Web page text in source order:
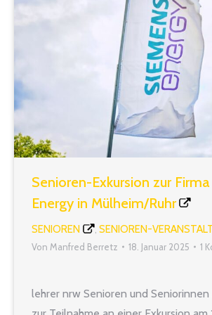
Senioren-Exkursion zur
Energy in Mülheim/Ruhr
SENIOREN SENIOREN-
Von Manfred Berretz 18. Januar 2025 1
lehrer nrw Senioren und Seniorinnen